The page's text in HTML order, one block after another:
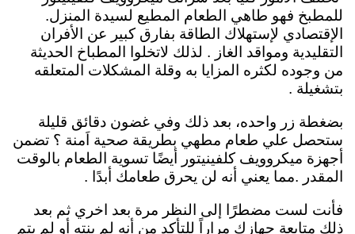
للمطبخ فهو طاهي الطعام المطيع لسيدة المنزل.
الإقتصادي لإستهلاك الطاقة بفارق كبير عن الأفران
التقليدية ومواقد الغاز . لذلك لاتخلوا المطباخ الحديثة
من وجوده لكثره المزايا به وقلة المشكلات المتعلقه
بتشغيلة .
بضغطة زر واحده، بعد ذلك وفي غضون دقائق قليلة
ستحصل علي طعام مطهي بطريقة صحية اَمنة ؟ تضمن
أجهزة ميكروويف كلفينيتور أيضًا تسوية الطعام بالوقت
المقدر .مما يعني أنه لن يحرق طعامك أبدًا .
فأنت لست مضطرًا إلى النظر مرة بعد اخري ثم بعد
ذلك متابعة جهازك مراراً للتأكد من أنه لم ينته أو لم يتم